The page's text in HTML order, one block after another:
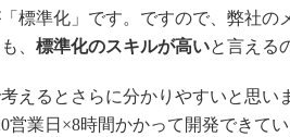
標準化」です。ですので、弊社の
、 標準化のスキルが高いと言える
えるとさらに分かりやすいと思い
営業日×8時間かかって開発できて